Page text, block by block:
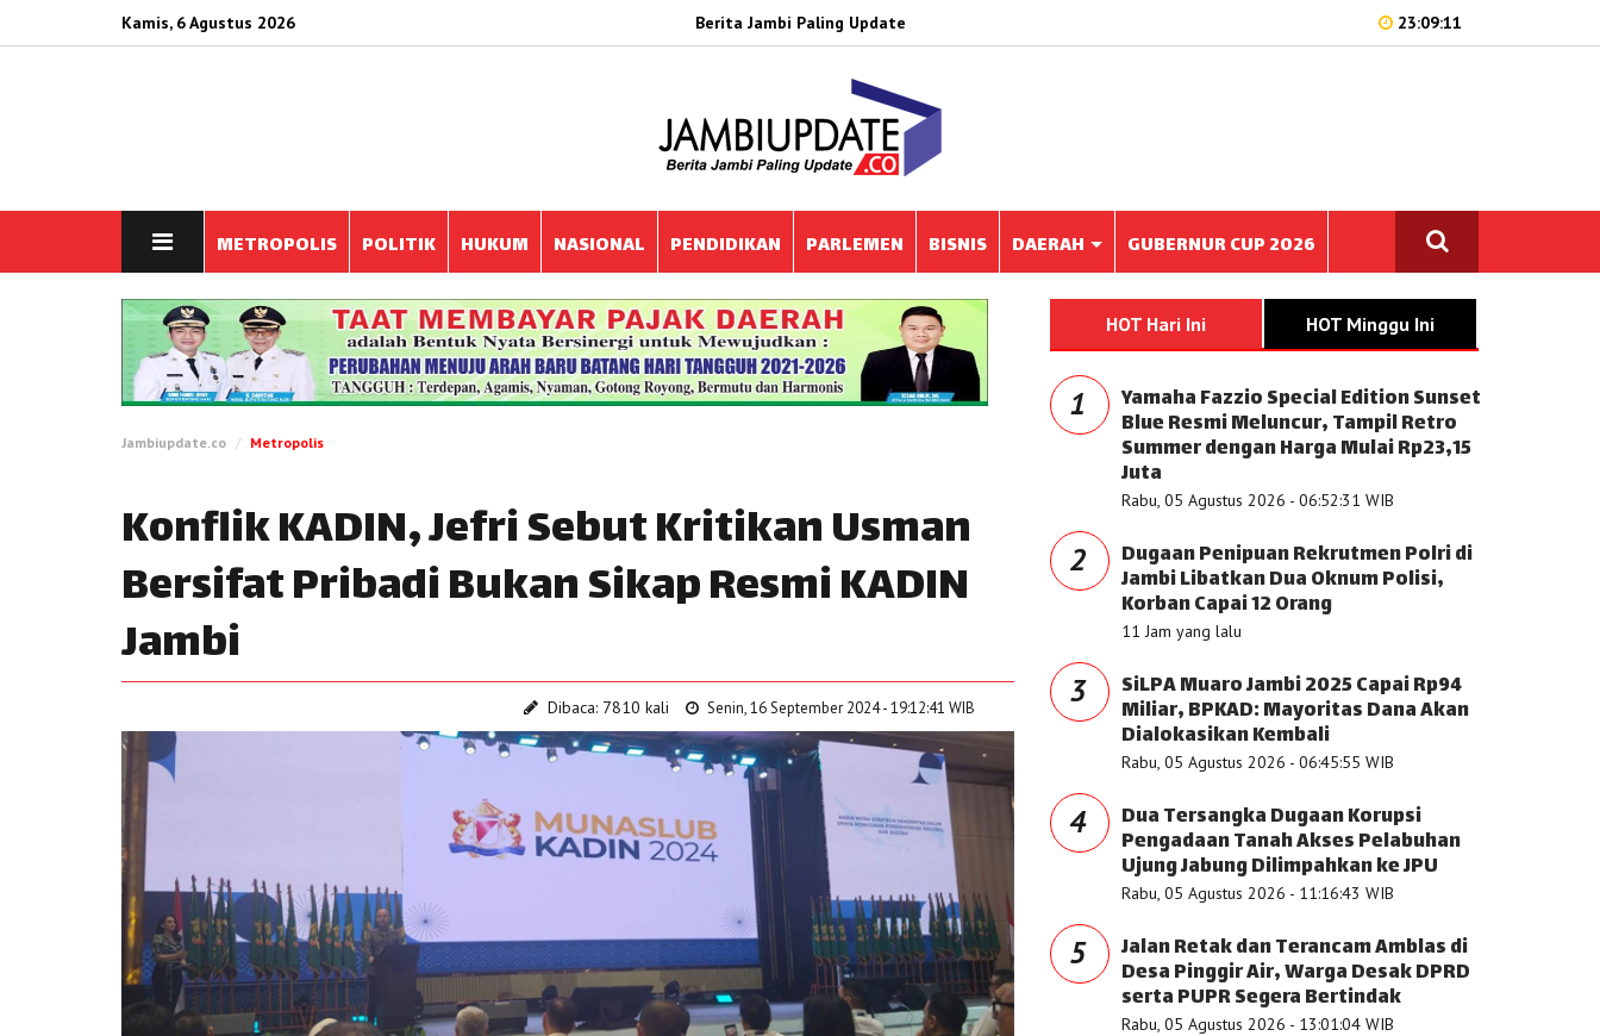
Kamis, 6 Agustus 2026 Berita Jambi Paling Update 23:09:11
METROPOLIS POLITIK HUKUM NASIONAL PENDIDIKAN PARLEMEN BISNIS DAERAH GUBERNUR CUP 2026
Jambiupdate.co Metropolis
Konflik KADIN, Jefri Sebut Kritikan Usman
Bersifat Pribadi Bukan Sikap Resmi KADIN
Jambi
Dibaca: 7810 kali Senin, 16 September 2024 - 19:12:41 WIB
HOT Hari Ini HOT Minggu Ini
1 Yamaha Fazzio Special Edition Sunset
Blue Resmi Meluncur, Tampil Retro
Summer dengan Harga Mulai Rp23,15
Juta
Rabu, 05 Agustus 2026 - 06:52:31 WIB
2 Dugaan Penipuan Rekrutmen Polri di
Jambi Libatkan Dua Oknum Polisi,
Korban Capai 12 Orang
11 Jam yang lalu
3 SiLPA Muaro Jambi 2025 Capai Rp94
Miliar, BPKAD: Mayoritas Dana Akan
Dialokasikan Kembali
Rabu, 05 Agustus 2026 - 06:45:55 WIB
4 Dua Tersangka Dugaan Korupsi
Pengadaan Tanah Akses Pelabuhan
Ujung Jabung Dilimpahkan ke JPU
Rabu, 05 Agustus 2026 - 11:16:43 WIB
5 Jalan Retak dan Terancam Amblas di
Desa Pinggir Air, Warga Desak DPRD
serta PUPR Segera Bertindak
Rabu, 05 Agustus 2026 - 13:01:04 WIB